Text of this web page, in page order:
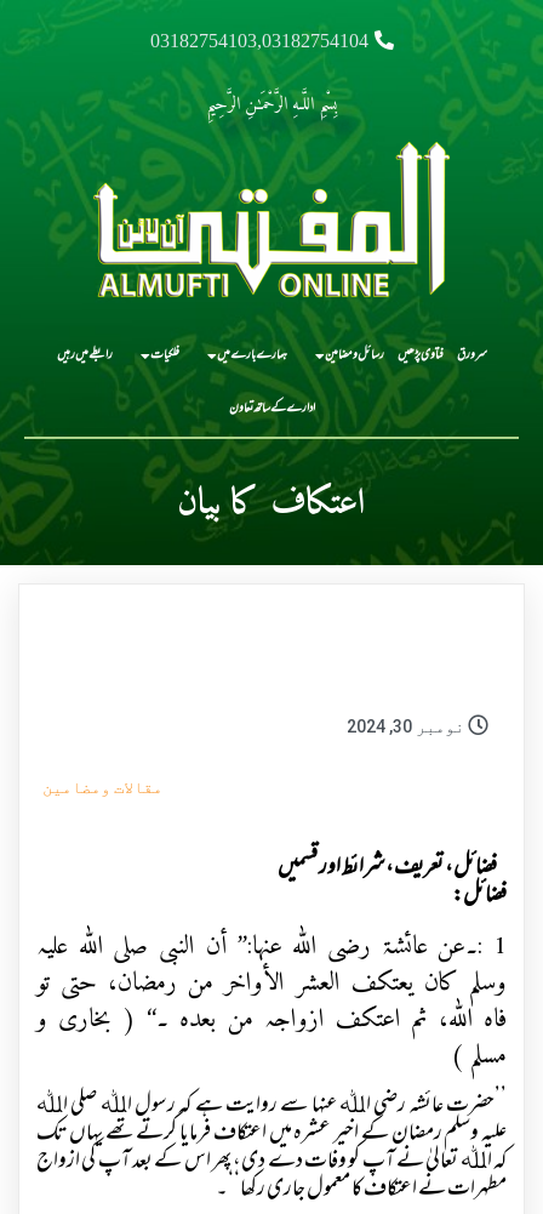
03182754103,03182754104
بِسْمِ اللَّـهِ الرَّحْمَـٰنِ الرَّحِيمِ
سرورق فتاوی پڑھیں رسائل و مضامین ہمارے بارے میں فلکیات رابطے میں رہیں
ادارے کے ساتھ تعاون
اعتکاف کا بیان
نومبر 30, 2024
مقالات ومضامین
فضائل، تعریف،شرائط اور قسمیں
فضائل:
1 :۔ عن عائشۃ رضی ﷲ عنہا:’’ أن النبی صلی ﷲ علیہ
وسلم کان یعتکف العشر الأواخر من رمضان، حتی تو
فاہ ﷲ، ثم اعتکف ازواجہ من بعدہ ۔‘‘ ( بخاری و
مسلم )
’’حضرت عائشہ رضی اﷲ عنہا سے روایت ہے کہ رسول اﷲ صلی اﷲ
علیہ وسلم رمضان کے اخیر عشرہ میں اعتکاففرمایا کرتے تھے یہاں تک
کہ اﷲ تعالیٰ نے آپ کو وفات دے دی، پھر اس کے بعد آپ کی ازواج
مطہرات نے اعتکاف کا معمول جاری رکھا‘‘۔